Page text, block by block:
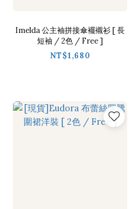
Imelda 公主袖拼接傘襬襯衫 [ 長
短袖 / 2色 / Free ]
NT$1,680